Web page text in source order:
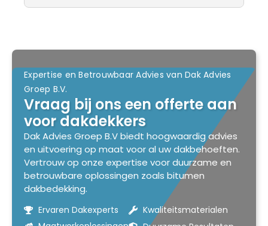
Expertise en Betrouwbaar Advies van Dak Advies
Groep B.V.
Vraag bij ons een offerte aan
voor dakdekkers
Dak Advies Groep B.V biedt hoogwaardig advies
en uitvoering op maat voor al uw dakbehoeften.
Vertrouw op onze expertise voor duurzame en
betrouwbare oplossingen zoals bitumen
dakbedekking.
Ervaren Dakexperts
Kwaliteitsmaterialen